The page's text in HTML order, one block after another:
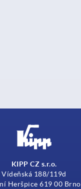
KIPP CZ s.r.o.
Vídeňská 188/119d
Heršpice 619 00 Brno